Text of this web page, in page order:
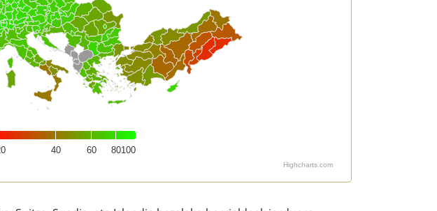
40 60 80100
Highcharts.com